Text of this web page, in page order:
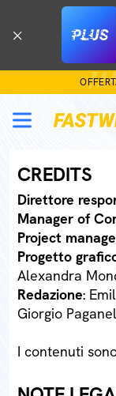
CREDITS
Direttore
Manager of
Project
Progetto
Alexandra
Redazione:
Giorgio
I contenuti